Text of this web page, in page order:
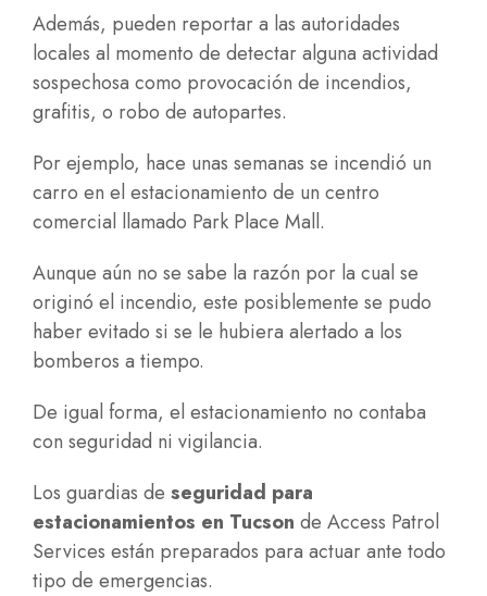
Además, pueden reportar a las autoridades
locales al momento de detectar alguna actividad
sospechosa como provocación de incendios,
grafitis, o robo de autopartes.
Por ejemplo, hace unas semanas se incendió un
carro en el estacionamiento de un centro
comercial llamado Park Place Mall.
Aunque aún no se sabe la razón por la cual se
originó el incendio, este posiblemente se pudo
haber evitado si se le hubiera alertado a los
bomberos a tiempo.
De igual forma, el estacionamiento no contaba
con seguridad ni vigilancia.
Los guardias de seguridad para
estacionamientos en Tucson de Access Patrol
Services están preparados para actuar ante todo
tipo de emergencias.